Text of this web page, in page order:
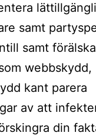
samt
samt
webbskydd,
kant parera
av att
din